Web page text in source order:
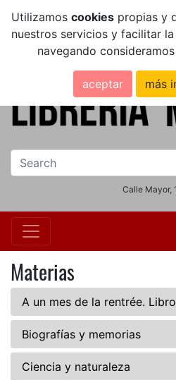
Utilizamos cookies propias y
nuestros servicios y facilitar
navegando
aceptar más
Calle Mayor,
Materias
A un mes de la rentrée.
Biografías y memorias
Ciencia y naturaleza